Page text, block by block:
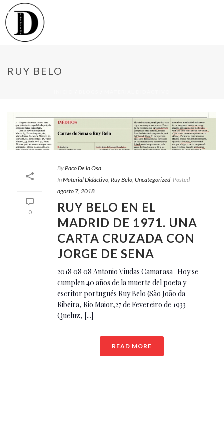
RUY BELO
0
ByPaco De la Osa
InMaterial Didáctivo Ruy Belo Uncategorized Posted
agosto 7, 2018
RUY BELO EN EL
MADRID DE 1971. UNA
CARTA CRUZADA CON
JORGE DE SENA
2018 08 08 Antonio Viudas Camarasa Hoy se
cumplen 40 años de la muerte del poeta y
escritor portugués Ruy Belo (São João da
Ribeira, Rio Maior,27 de Fevereiro de 1933 –
Queluz, [...]
READ MORE